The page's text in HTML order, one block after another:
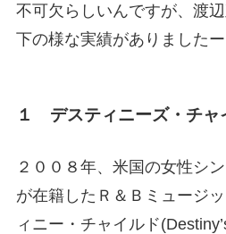
不可欠らしいんですが、渡
下の様な実績がありましたー
１ デスティニーズ・チャ
２００８年、米国の女性シ
が在籍したＲ＆Ｂミュージ
ィニー・チャイルド